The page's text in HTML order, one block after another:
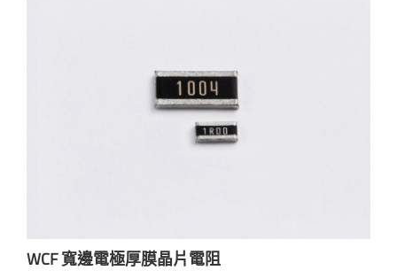
WCF 寬邊電極厚膜晶片電阻